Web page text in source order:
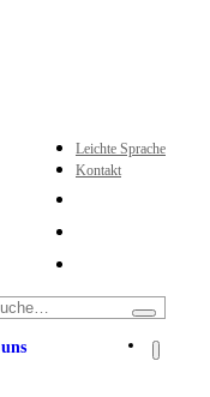
Leichte Sprache
Kontakt